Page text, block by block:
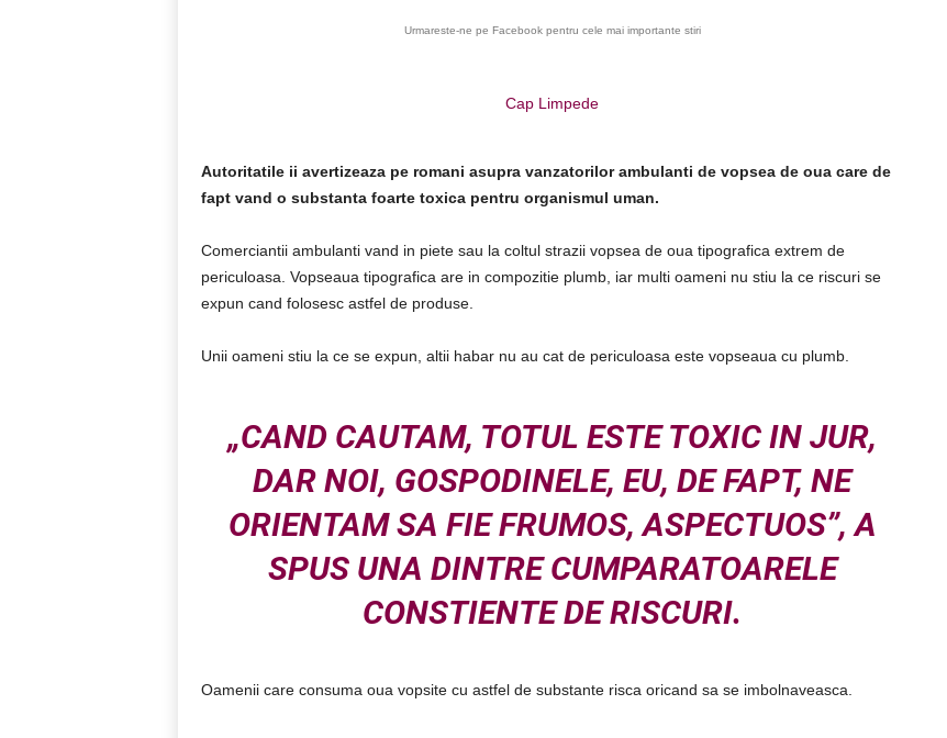
Urmareste-ne pe Facebook pentru cele mai importante stiri
Cap Limpede
Autoritatile ii avertizeaza pe romani asupra vanzatorilor ambulanti de vopsea de oua care de
fapt vand o substanta foarte toxica pentru organismul uman.
Comerciantii ambulanti vand in piete sau la coltul strazii vopsea de oua tipografica extrem de
periculoasa. Vopseaua tipografica are in compozitie plumb, iar multi oameni nu stiu la ce riscuri se
expun cand folosesc astfel de produse.
Unii oameni stiu la ce se expun, altii habar nu au cat de periculoasa este vopseaua cu plumb.
„CAND CAUTAM, TOTUL ESTE TOXIC IN JUR,
DAR NOI, GOSPODINELE, EU, DE FAPT, NE
ORIENTAM SA FIE FRUMOS, ASPECTUOS”, A
SPUS UNA DINTRE CUMPARATOARELE
CONSTIENTE DE RISCURI.
Oamenii care consuma oua vopsite cu astfel de substante risca oricand sa se imbolnaveasca.